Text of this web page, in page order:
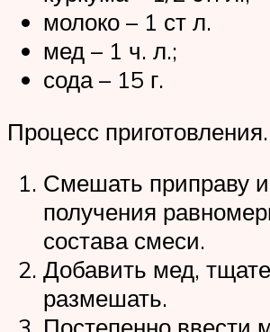
молоко – 1 ст л.
мед – 1 ч. л.;
сода – 15 г.
Процесс приготовления.
Смешать приправу
получения
состава смеси.
Добавить мед,
размешать.